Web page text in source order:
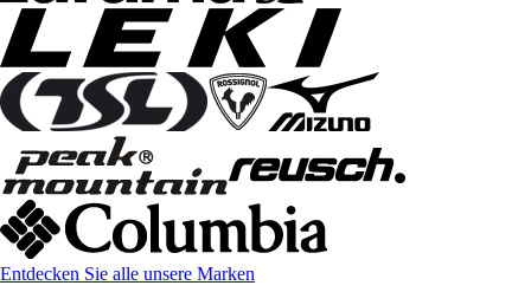
Entdecken Sie alle unsere Marken